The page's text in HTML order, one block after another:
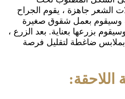
الشعر جاهزة ، يقوم الجراح
وسيقوم بعمل شقوق صغيرة
بزرعها بعناية. بعد الزرع ،
ضاغطة لتقليل فرصة
اللاحقة: